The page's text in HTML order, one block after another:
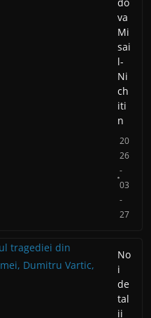
va
Mi
sai
l-
Ni
ch
iti
n
20
26
-
03
-
27
No
i
de
tal
ii